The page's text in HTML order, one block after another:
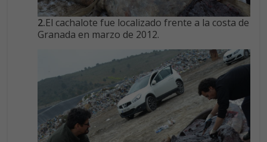
2.El cachalote fue localizado frente a la costa de
Granada en marzo de 2012.